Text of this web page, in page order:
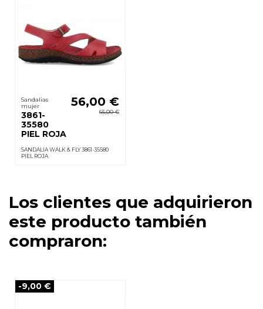
Sandalias
mujer
3861-
35580
PIEL ROJA
56,00 €
65,00 €
SANDALIA WALK & FLY 3861-35580
PIEL ROJA
Los clientes que adquirieron
este producto también
compraron:
-9,00 €